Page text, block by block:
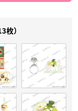
枚）